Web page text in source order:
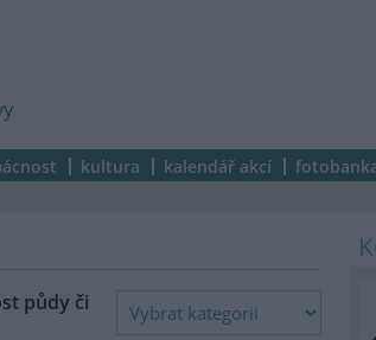
kultura kalendář akcí
půdy či